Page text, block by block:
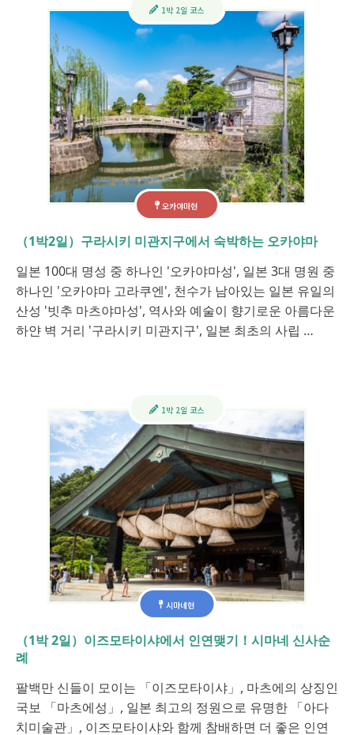
오카야마현
1박 2일 코스
（1박2일）구라시키 미관지구에서 숙박하는 오카야마
일본 100대 명성 중 하나인 '오카야마성', 일본 3대 명원 중
하나인 '오카야마 고라쿠엔', 천수가 남아있는 일본 유일의
산성 '빗추 마츠야마성', 역사와 예술이 향기로운 아름다운
하얀 벽 거리 '구라시키 미관지구', 일본 최초의 사립 …
시마네현
1박 2일 코스
（1박 2일）이즈모타이샤에서 인연맺기！시마네 신사순
례
팔백만 신들이 모이는 「이즈모타이샤」, 마츠에의 상징인
국보 「마츠에성」, 일본 최고의 정원으로 유명한 「아다
치미술관」, 이즈모타이샤와 함께 참배하면 더 좋은 인연